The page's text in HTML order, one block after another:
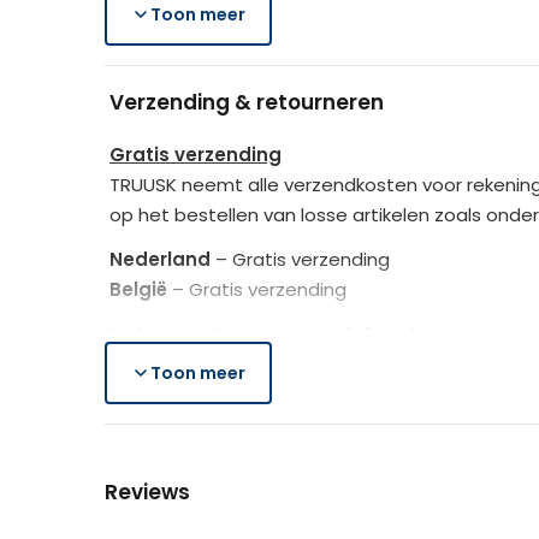
Leveringsomvang
1 x Hondenkar
1 x Artikelinstructies
Neem je huisdier gemakkelijk mee op pad
Rotan_kleur
Kussen_kleur
Toon meer
Verzending & retourneren
Gratis verzending
TRUUSK neemt alle verzendkosten voor
op het bestellen van losse artikelen zoals
Nederland – Gratis verzending
België – Gratis verzending
Lees hier meer..
Gratis retourneren
Je heb na de retourmelding nogmaals 14
de producten controleert TRUUSK het
Toon meer
Reviews